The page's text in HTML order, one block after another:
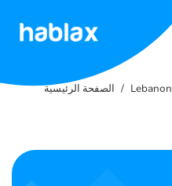
الصفحة الرئيسية Lebanon